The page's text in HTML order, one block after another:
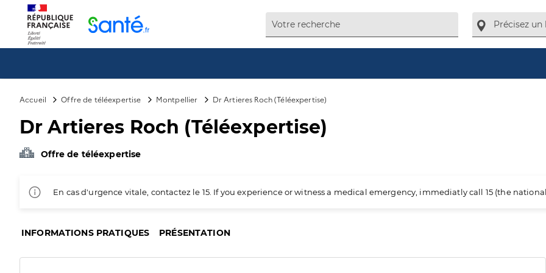
Accueil Offre de téléexpertise Montpellier Dr Artieres Roch (Téléexpertise)
Dr Artieres Roch (Téléexpertise)
Offre de téléexpertise
En cas d'urgence vitale, contactez le 15. If you experience or witness a medical emergency, immediatly call 15 (the
INFORMATIONS PRATIQUES PRÉSENTATION
Panneau de gestion des cookies